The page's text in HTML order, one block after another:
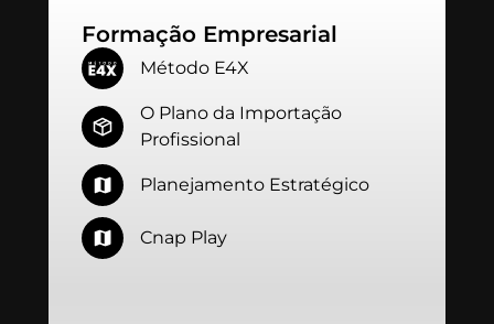
Formação Empresarial
Método E4X
O Plano da Importação
Profissional
Planejamento Estratégico
Cnap Play